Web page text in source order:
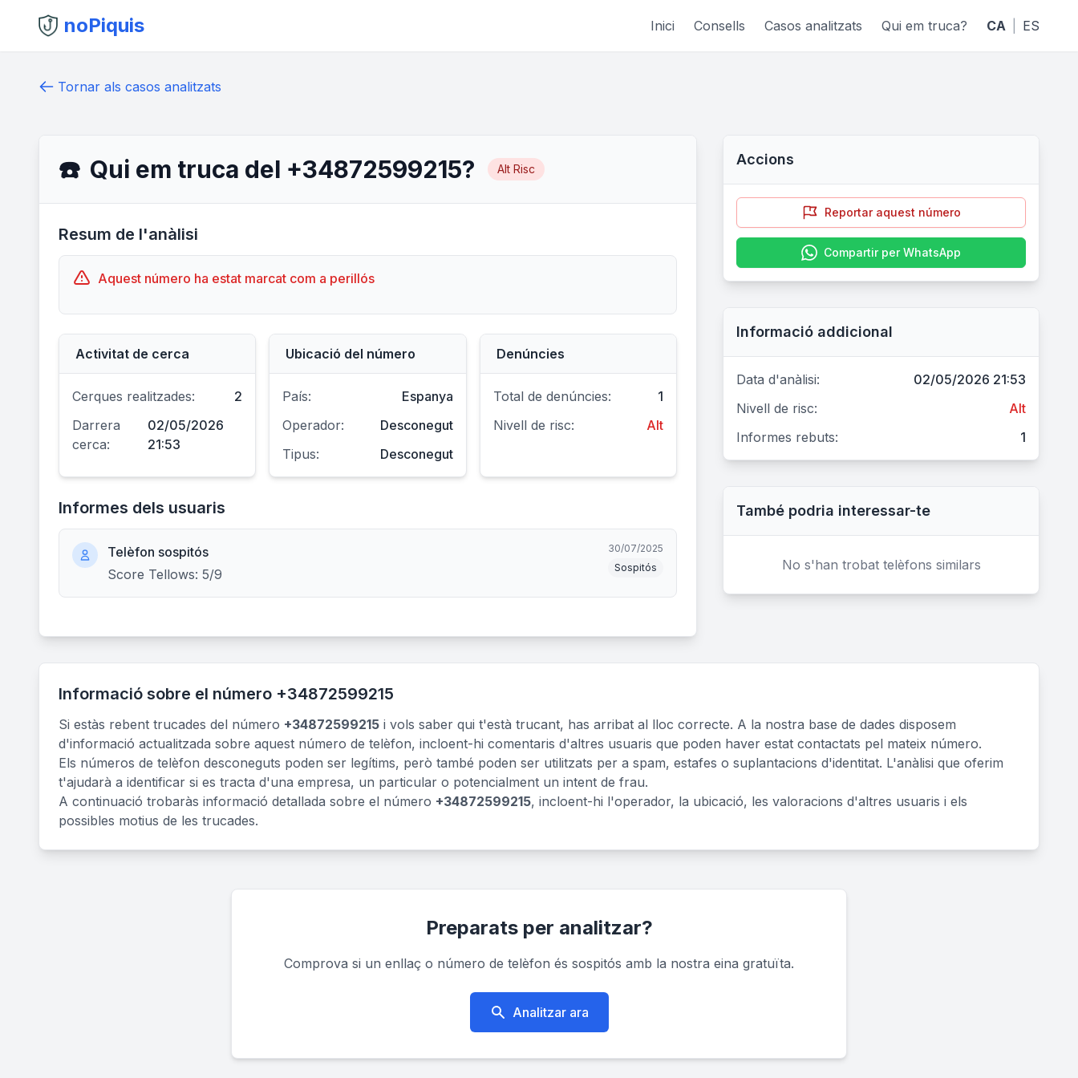
noPiquis Inici Consells Casos analitzats Qui em truca? CA ES
Tornar als casos analitzats
☎️ Qui em truca del +34872599215? Alt Risc
Resum de l'anàlisi
Aquest número ha estat marcat com a perillós
Activitat de cerca
Cerques realitzades:
2
Darrera
cerca:
02/05/2026
21:53
Ubicació del número
País:
Espanya
Operador:
Desconegut
Tipus:
Desconegut
Denúncies
Total de denúncies:
1
Nivell de risc:
Alt
Informes dels usuaris
Telèfon sospitós
Score Tellows: 5/9
30/07/2025
Sospitós
Accions
Reportar aquest número
Compartir per WhatsApp
Informació addicional
Data d'anàlisi:
02/05/2026 21:53
Nivell de risc:
Alt
Informes rebuts:
1
També podria interessar-te
No s'han trobat telèfons similars
Informació sobre el número +34872599215
Si estàs rebent trucades del número +34872599215 i vols saber qui t'està trucant, has arribat al lloc correcte. A la nostra base de dades disposem
d'informació actualitzada sobre aquest número de telèfon, incloent-hi comentaris d'altres usuaris que poden haver estat contactats pel mateix número.
Els números de telèfon desconeguts poden ser legítims, però també poden ser utilitzats per a spam, estafes o suplantacions d'identitat. L'anàlisi que oferim
t'ajudarà a identificar si es tracta d'una empresa, un particular o potencialment un intent de frau.
A continuació trobaràs informació detallada sobre el número +34872599215, incloent-hi l'operador, la ubicació, les valoracions d'altres usuaris i els
possibles motius de les trucades.
Preparats per analitzar?
Comprova si un enllaç o número de telèfon és sospitós amb la nostra eina gratuïta.
Analitzar ara